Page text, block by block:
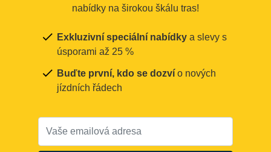
nabídky na širokou škálu tras!
Exkluzivní speciální nabídky a slevy s
úsporami až 25 %
Buďte první, kdo se dozví o nových
jízdních řádech